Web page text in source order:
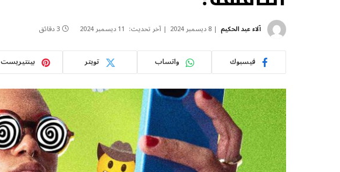
آلاء عبد الحكيم 8 ديسمبر 2024 آخر تحديث: 11 ديسمبر 2024 3 دقائق
فيسبوك واتساب تويتر بينتيريست